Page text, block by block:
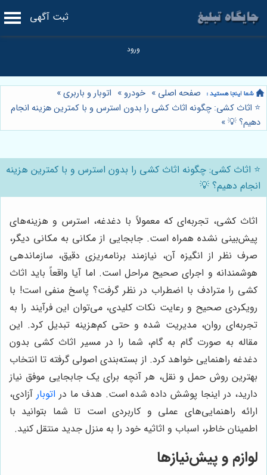
ثبت آگهی
صفحه اصلی » خودرو » اتوبار و باربری»
⭐️ اثاث کشی: چگونه اثاث کشی را بدون استرس و با کمترین هزینه انجام
دهیم؟ 💡»
⭐️ اثاث کشی: چگونه اثاث کشی را بدون استرس و با کمترین هزینه
انجام دهیم؟ 💡
اثاث کشی، تجربه‌ای که معمولاً با دغدغه، استرس و هزینه‌های
پیش‌بینی نشده همراه است. جابجایی از مکانی به مکانی دیگر،
صرف نظر از انگیزه آن، نیازمند برنامه‌ریزی دقیق، سازماندهی
هوشمندانه و اجرای صحیح مراحل است. اما آیا واقعاً باید اثاث
کشی را مترادف با اضطراب در نظر گرفت؟ پاسخ منفی است! با
رویکردی صحیح و رعایت نکات کلیدی، می‌توان این فرآیند را به
تجربه‌ای روان، مدیریت شده و حتی کم‌هزینه تبدیل کرد. این
مقاله به صورت گام به گام، شما را در مسیر اثاث کشی بدون
دغدغه راهنمایی خواهد کرد. از بسته‌بندی اصولی گرفته تا انتخاب
بهترین روش حمل و نقل، هر آنچه برای یک جابجایی موفق نیاز
دارید، در اینجا پوشش داده شده است. هدف ما دراتوبار آزادی،
ارائه راهنمایی‌های عملی و کاربردی است تا شما بتوانید با
اطمینان خاطر، اسباب و اثاثیه خود را به منزل جدید منتقل کنید.
لوازم و پیش‌نیازها